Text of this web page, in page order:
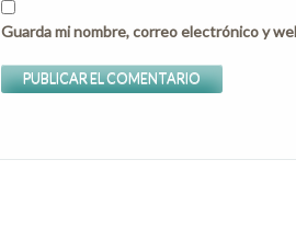
Guarda mi nombre, correo electrónico y